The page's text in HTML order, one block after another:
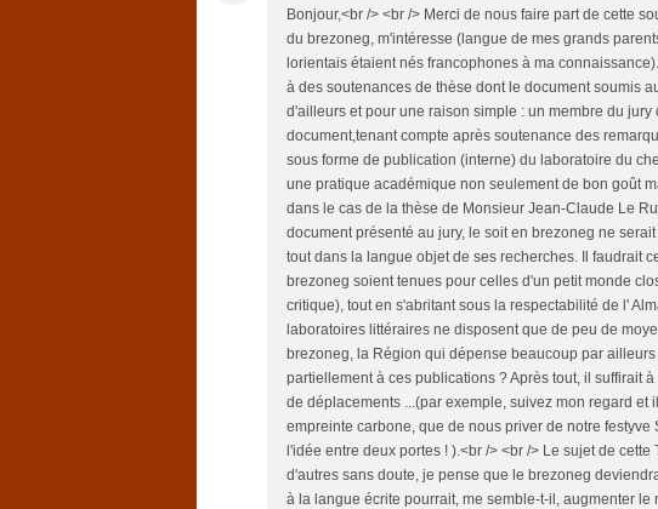
Bonjour,<br /> <br /> Merci de nous faire part de cette
du brezoneg, m'intéresse (langue de mes grands
lorientais étaient nés francophones à ma
à des soutenances de thèse dont le document soumis
d'ailleurs et pour une raison simple : un membre du
document,tenant compte après soutenance des
sous forme de publication (interne) du laboratoire du
une pratique académique non seulement de bon goût
dans le cas de la thèse de Monsieur Jean-Claude Le
document présenté au jury, le soit en brezoneg ne
tout dans la langue objet de ses recherches. Il faudrait
brezoneg soient tenues pour celles d'un petit monde
critique), tout en s'abritant sous la respectabilité de l'
laboratoires littéraires ne disposent que de peu de
brezoneg, la Région qui dépense beaucoup par
partiellement à ces publications ? Après tout, il suffirait
de déplacements ...(par exemple, suivez mon regard
empreinte carbone, que de nous priver de notre
l'idée entre deux portes ! ).<br /> <br /> Le sujet de
d'autres sans doute, je pense que le brezoneg
à la langue écrite pourrait, me semble-t-il, augmenter